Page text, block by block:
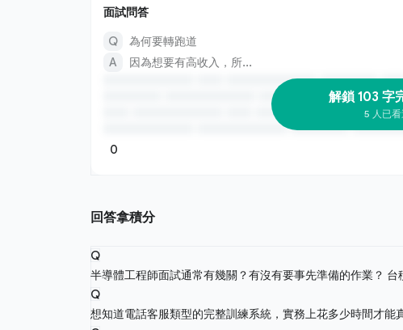
面試問答
為何要轉跑道
因為想要有高收入，所...
解鎖 103 字
5 人已看
0
回答拿積分
Q
半導體工程師面試通常有幾關？有沒有要事先準備的作業？ 台
Q
想知道電話客服類型的完整訓練系統，實務上花多少時間才能